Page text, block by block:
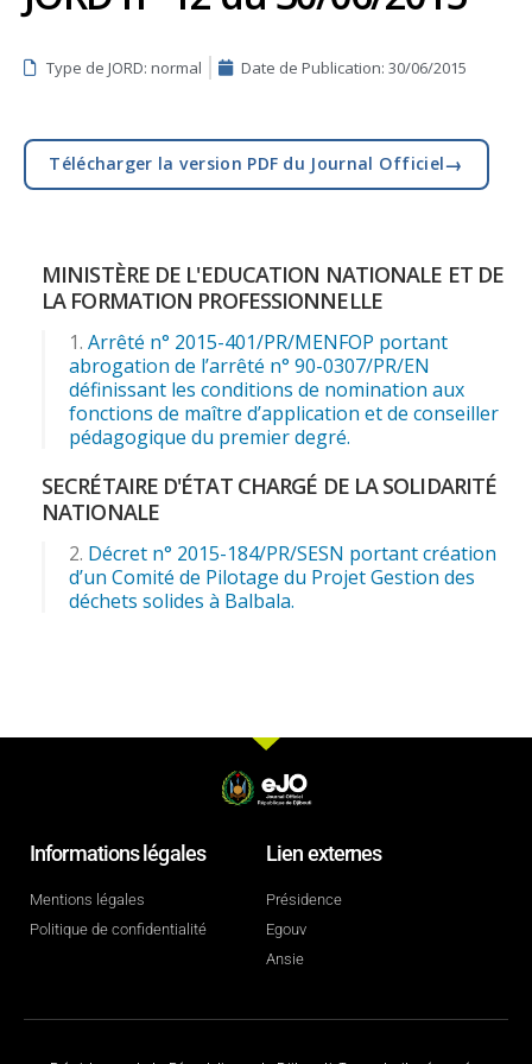
Type de JORD: normal Date de Publication: 30/06/2015
Télécharger la version PDF du Journal Officiel→
MINISTÈRE DE L'EDUCATION NATIONALE ET DE
LA FORMATION PROFESSIONNELLE
Arrêté n° 2015-401/PR/MENFOP portant
abrogation de l’arrêté n° 90-0307/PR/EN
définissant les conditions de nomination aux
fonctions de maître d’application et de conseiller
pédagogique du premier degré.
SECRÉTAIRE D'ÉTAT CHARGÉ DE LA SOLIDARITÉ
NATIONALE
Décret n° 2015-184/PR/SESN portant création
d’un Comité de Pilotage du Projet Gestion des
déchets solides à Balbala.
Informations légales
Mentions légales
Politique de confidentialité
Lien externes
Présidence
Egouv
Ansie